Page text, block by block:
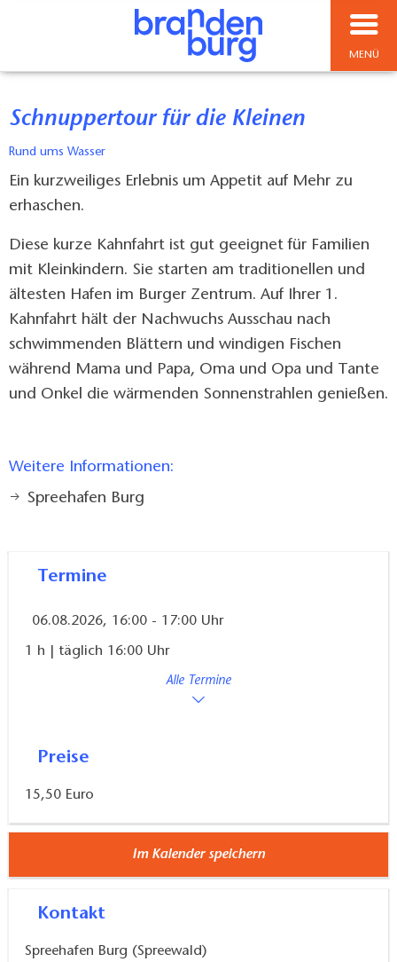
MENÜ
Schnuppertour für die Kleinen
Rund ums Wasser
Ein kurzweiliges Erlebnis um Appetit auf Mehr zu
erhaschen.
Diese kurze Kahnfahrt ist gut geeignet für Familien
mit Kleinkindern. Sie starten am traditionellen und
ältesten Hafen im Burger Zentrum. Auf Ihrer 1.
Kahnfahrt hält der Nachwuchs Ausschau nach
schwimmenden Blättern und windigen Fischen
während Mama und Papa, Oma und Opa und Tante
und Onkel die wärmenden Sonnenstrahlen genießen.
Weitere Informationen:
Spreehafen Burg
Termine
06.08.2026, 16:00 - 17:00 Uhr
1 h | täglich 16:00 Uhr
Alle Termine
Preise
15,50 Euro
Im Kalender speichern
Kontakt
Spreehafen Burg (Spreewald)